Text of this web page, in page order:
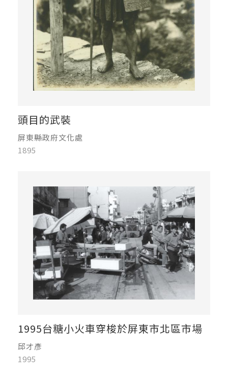
頭目的武裝
屏東縣政府文化處
1895
1995台糖小火車穿梭於屏東市北區市場
邱才彥
1995